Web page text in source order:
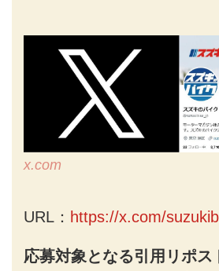
x.com
URL： https://x.com/
応募対象となる引用リポス